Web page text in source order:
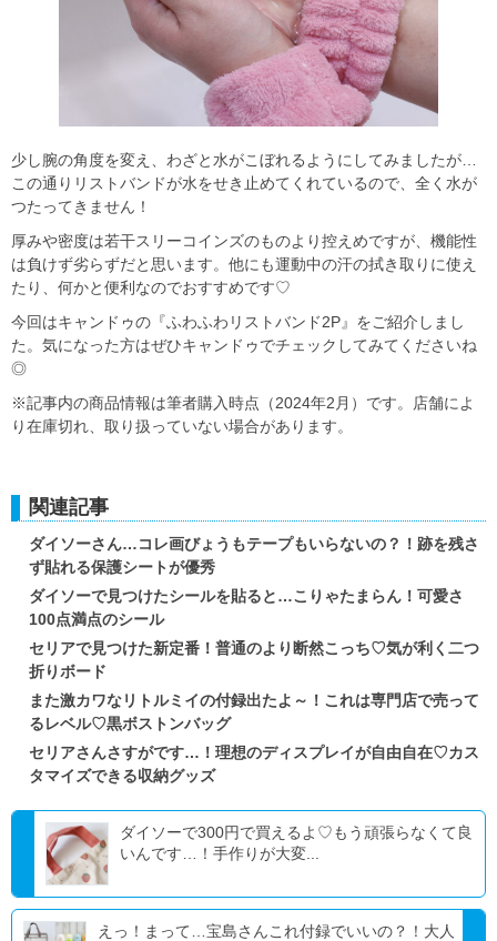
少し腕の角度を変え、わざと水がこぼれるようにしてみましたが…
この通りリストバンドが水をせき止めてくれているので、全く水が
つたってきません！
厚みや密度は若干スリーコインズのものより控えめですが、機能性
は負けず劣らずだと思います。他にも運動中の汗の拭き取りに使え
たり、何かと便利なのでおすすめです♡
今回はキャンドゥの『ふわふわリストバンド2P』をご紹介しまし
た。気になった方はぜひキャンドゥでチェックしてみてくださいね
◎
※記事内の商品情報は筆者購入時点（2024年2月）です。店舗によ
り在庫切れ、取り扱っていない場合があります。
関連記事
ダイソーさん…コレ画びょうもテープもいらないの？！跡を残さ
ず貼れる保護シートが優秀
ダイソーで見つけたシールを貼ると…こりゃたまらん！可愛さ
100点満点のシール
セリアで見つけた新定番！普通のより断然こっち♡気が利く二つ
折りボード
また激カワなリトルミイの付録出たよ～！これは専門店で売って
るレベル♡黒ボストンバッグ
セリアさんさすがです…！理想のディスプレイが自由自在♡カス
タマイズできる収納グッズ
ダイソーで300円で買えるよ♡もう頑張らなくて良
いんです…！手作りが大変...
えっ！まって…宝島さんこれ付録でいいの？！大人